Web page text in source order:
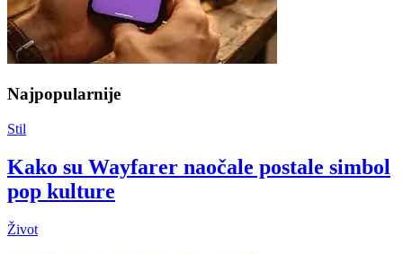
Najpopularnije
Stil
Kako su Wayfarer naočale postale simbol
pop kulture
Život